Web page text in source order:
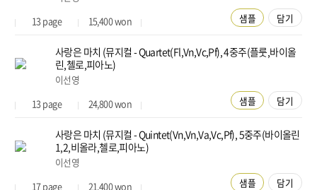
13 page 15,400won 샘플 담기
사랑은 마치 (뮤지컬 - Quartet(Fl,Vn,Vc,Pf), 4중주(플룻,바이올
린,첼로,피아노)
이선영
13 page 24,800won 샘플 담기
사랑은 마치 (뮤지컬 - Quintet(Vn,Vn,Va,Vc,Pf), 5중주(바이올린
1,2,비올라,첼로,피아노)
이선영
17page 21,400won 샘플 담기